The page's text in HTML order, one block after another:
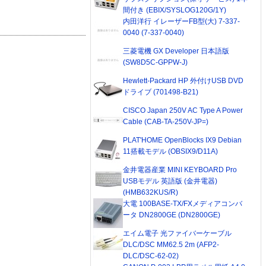
間付き (EBIX/SYSLOG120G/1Y)
内田洋行 イレーザーFB型(大) 7-337-
0040 (7-337-0040)
三菱電機 GX Developer 日本語版
(SW8D5C-GPPW-J)
Hewlett-Packard HP 外付けUSB DVD
ドライブ (701498-B21)
CISCO Japan 250V AC Type A Power
Cable (CAB-TA-250V-JP=)
PLAT'HOME OpenBlocks IX9 Debian
11搭載モデル (OBSIX9/D11A)
金井電器産業 MINI KEYBOARD Pro
USBモデル 英語版 (金井電器)
(HMB632KUS/R)
大電 100BASE-TX/FXメディアコンバ
ータ DN2800GE (DN2800GE)
エイム電子 光ファイバーケーブル
DLC/DSC MM62.5 2m (AFP2-
DLC/DSC-62-02)